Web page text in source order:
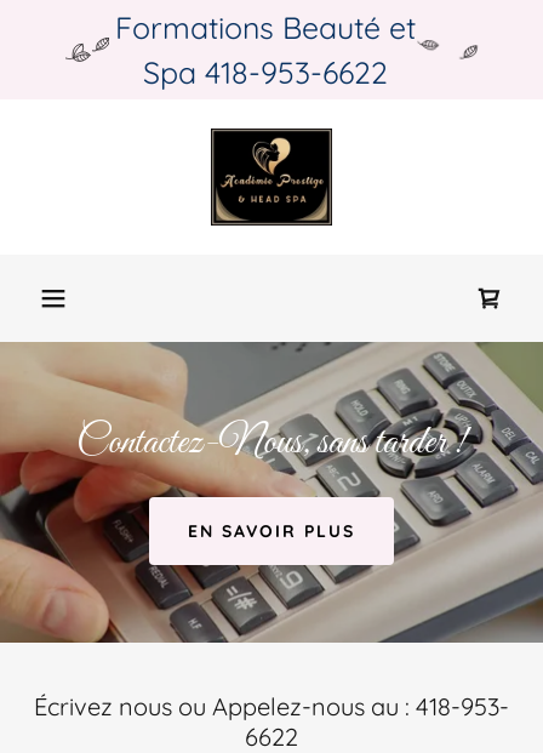
Formations Beauté et
Spa 418-953-6622
Contactez-Nous, sans tarder !
EN SAVOIR PLUS
Écrivez nous ou Appelez-nous au : 418-953-
6622